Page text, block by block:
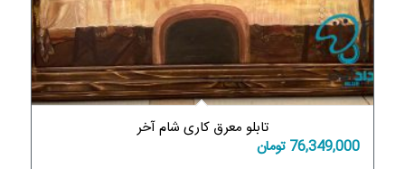
تابلو معرق کاری شام آخر
76,349,000 تومان